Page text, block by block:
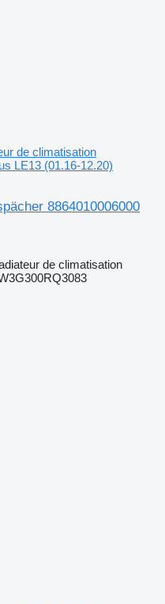
de climatisation
LE13 (01.16-12.20)
8864010006000
de climatisation